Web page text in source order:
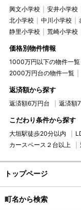
興文小学校 安井小学校
北小学校
中川小学校
静里小学校
荒崎小学校
価格別物件情報
1000万円以下の物件一覧
2000万円台の物件一覧
返済額から探す
返済額6万円台 返済額
こだわり条件から探す
大垣駅徒歩20分以内
カースペース２台以上
トップページ
町名から検索